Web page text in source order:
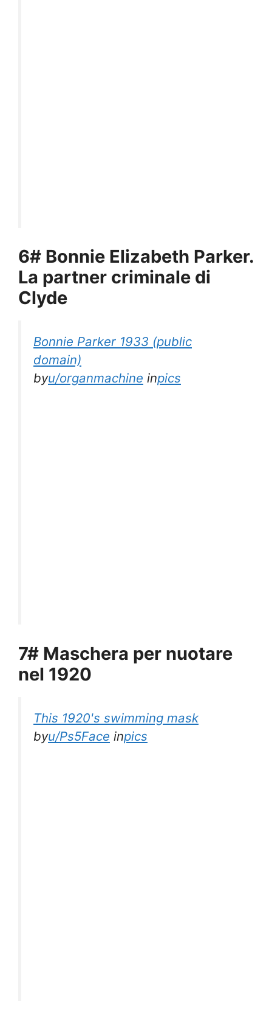
6# Bonnie Elizabeth Parker.
La partner criminale di
Clyde
Bonnie Parker 1933 (public
domain)
byu/organmachine inpics
7# Maschera per nuotare
nel 1920
This 1920's swimming mask
byu/Ps5Face inpics